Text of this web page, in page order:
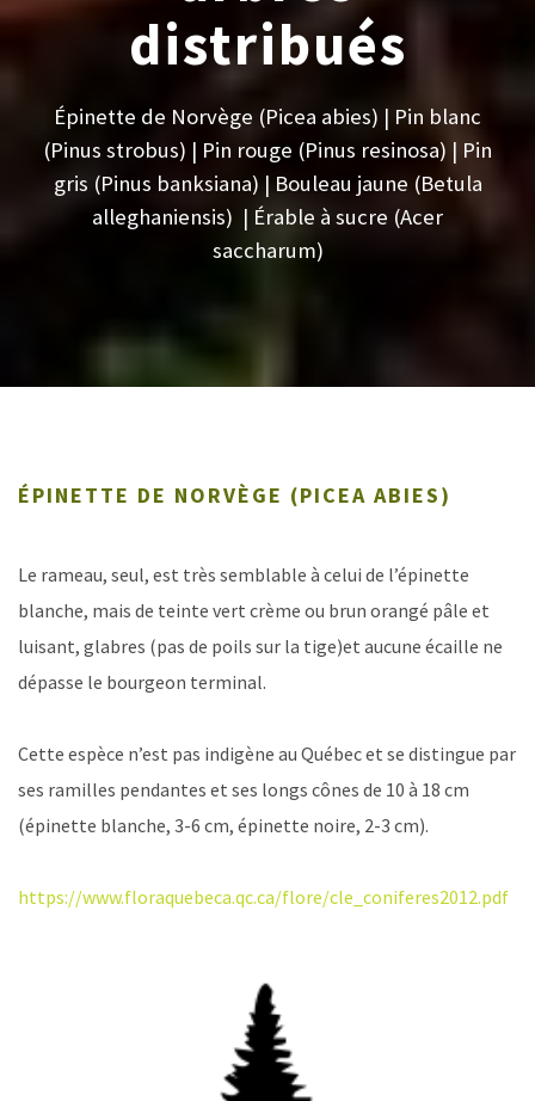
distribués
Épinette de Norvège (Picea abies) | Pin blanc
(Pinus strobus) | Pin rouge (Pinus resinosa) | Pin
gris (Pinus banksiana) | Bouleau jaune (Betula
alleghaniensis) | Érable à sucre (Acer
saccharum)
ÉPINETTE DE NORVÈGE (PICEA ABIES)
Le rameau, seul, est très semblable à celui de l’épinette
blanche, mais de teinte vert crème ou brun orangé pâle et
luisant, glabres (pas de poils sur la tige)et aucune écaille ne
dépasse le bourgeon terminal.
Cette espèce n’est pas indigène au Québec et se distingue par
ses ramilles pendantes et ses longs cônes de 10 à 18 cm
(épinette blanche, 3-6 cm, épinette noire, 2-3 cm).
https://www.floraquebeca.qc.ca/flore/cle_coniferes2012.pdf